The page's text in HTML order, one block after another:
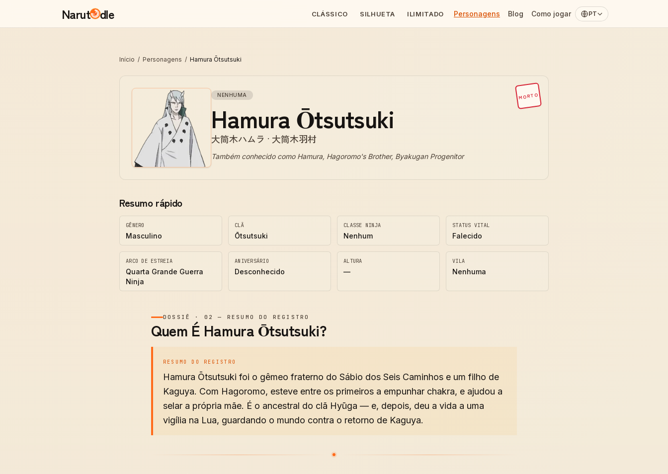
Narut dle CLÁSSICO SILHUETA ILIMITADO Personagens Blog Como jogar PT
Início / Personagens / Hamura Ōtsutsuki
MORTO
NENHUMA
Hamura Ōtsutsuki
大筒木ハムラ · 大筒木羽村
Também conhecido como Hamura, Hagoromo's Brother, Byakugan Progenitor
Resumo rápido
GÊNERO
Masculino
CLÃ
Ōtsutsuki
CLASSE NINJA
Nenhum
STATUS VITAL
Falecido
ARCO DE ESTREIA
Quarta Grande Guerra
Ninja
ANIVERSÁRIO
Desconhecido
ALTURA
—
VILA
Nenhuma
DOSSIÊ · 02 — RESUMO DO REGISTRO
Quem É Hamura Ōtsutsuki?
RESUMO DO REGISTRO
Hamura Ōtsutsuki foi o gêmeo fraterno do Sábio dos Seis Caminhos e um filho de
Kaguya. Com Hagoromo, esteve entre os primeiros a empunhar chakra, e ajudou a
selar a própria mãe. É o ancestral do clã Hyūga — e, depois, deu a vida a uma
vigília na Lua, guardando o mundo contra o retorno de Kaguya.